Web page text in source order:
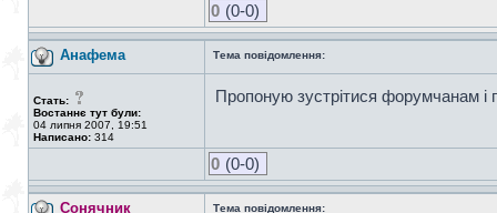
0 (0-0)
Анафема Тема повідомлення:
Стать:
Востаннє тут були:
04 липня 2007, 19:51
Написано: 314
Пропоную зустрітися форумчанам і
0 (0-0)
Сонячник Тема повідомлення: